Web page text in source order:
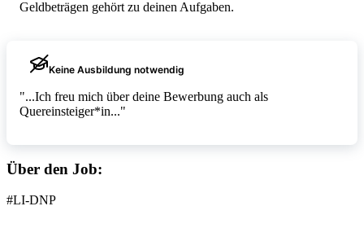
Geldbeträgen gehört zu deinen Aufgaben.
Keine Ausbildung notwendig
"...Ich freu mich über deine Bewerbung auch als
Quereinsteiger*in..."
Über den Job:
#LI-DNP